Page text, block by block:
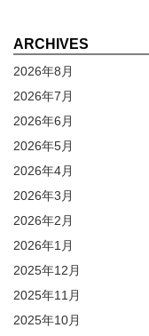
ARCHIVES
2026年8月
2026年7月
2026年6月
2026年5月
2026年4月
2026年3月
2026年2月
2026年1月
2025年12月
2025年11月
2025年10月